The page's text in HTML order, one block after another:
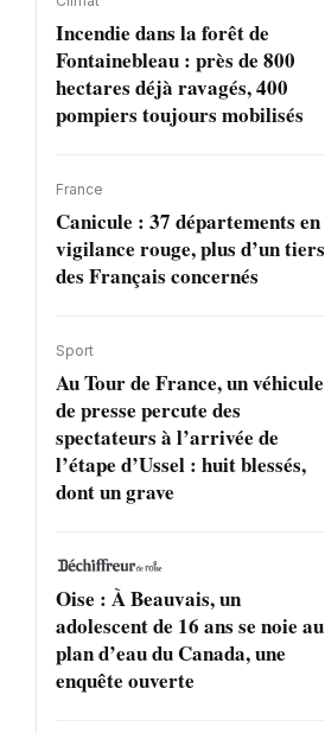
Incendie dans la forêt de
Fontainebleau : près de 800
hectares déjà ravagés, 400
pompiers toujours mobilisés
France
Canicule : 37 départements en
vigilance rouge, plus d’un tiers
des Français concernés
Sport
Au Tour de France, un véhicule
de presse percute des
spectateurs à l’arrivée de
l’étape d’Ussel : huit blessés,
dont un grave
Oise : À Beauvais, un
adolescent de 16 ans se noie au
plan d’eau du Canada, une
enquête ouverte